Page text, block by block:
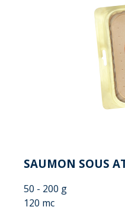
SAUMON SOUS
50 - 200 g
120 mc